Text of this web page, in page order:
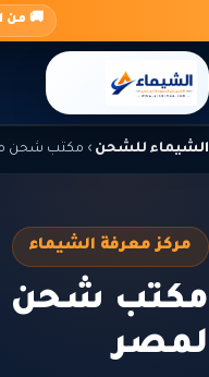
المحتوى
🚚 من
الشيماء للشحن › مكتب شحن
مركز معرفة الشيماء
مكتب شحن
لمصر